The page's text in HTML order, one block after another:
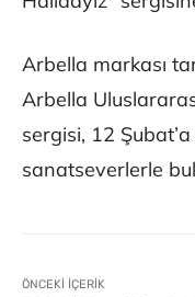
Arbella markası
Arbella
sergisi, 12
sanatseverlerle
ÖNCEKI İÇERIK